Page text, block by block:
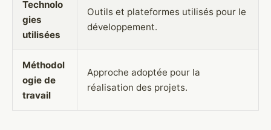
Technolo
gies
utilisées
Outils et plateformes utilisés pour le
développement.
Méthodol
ogie de
travail
Approche adoptée pour la
réalisation des projets.